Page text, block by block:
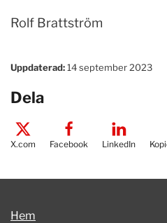
Rolf Brattström
Uppdaterad:14 september 2023
Dela
X.com Facebook LinkedIn
Hem